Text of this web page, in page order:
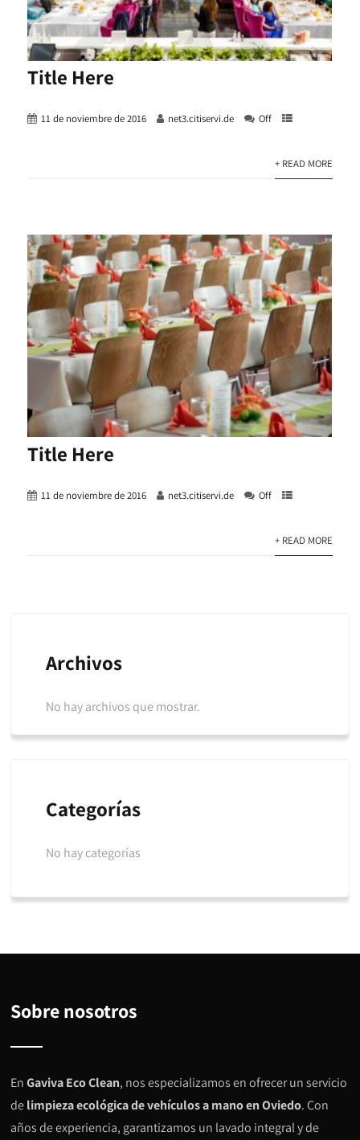
Title Here
11 de noviembre de 2016 net3.citiservi.de Off
+ READ MORE
Title Here
11 de noviembre de 2016 net3.citiservi.de Off
+ READ MORE
Archivos
No hay archivos que mostrar.
Categorías
No hay categorías
Sobre nosotros
EnGaviva Eco Clean, nos especializamos en ofrecer un servicio
delimpieza ecológica de vehículos a mano en Oviedo. Con
años de experiencia, garantizamos un lavado integral y de